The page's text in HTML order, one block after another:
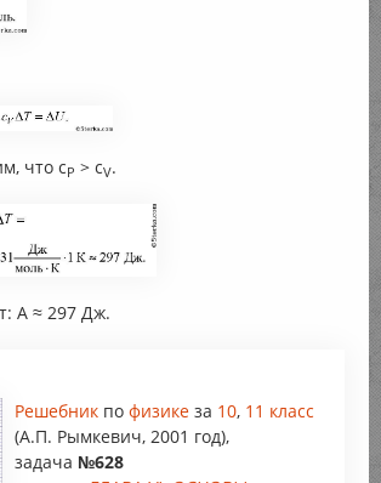
что cP > cV.
А ≈ 297 Дж.
Решебник по физике за 10, 11 класс
(А.П. Рымкевич, 2001 год),
задача №628